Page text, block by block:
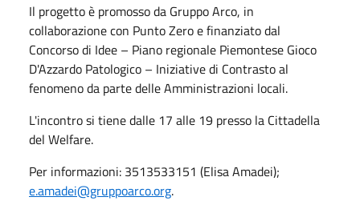
Il progetto è promosso da Gruppo Arco, in
collaborazione con Punto Zero e finanziato dal
Concorso di Idee – Piano regionale Piemontese Gioco
D'Azzardo Patologico – Iniziative di Contrasto al
fenomeno da parte delle Amministrazioni locali.
L'incontro si tiene dalle 17 alle 19 presso la Cittadella
del Welfare.
Per informazioni: 3513533151 (Elisa Amadei);
e.amadei@gruppoarco.org.